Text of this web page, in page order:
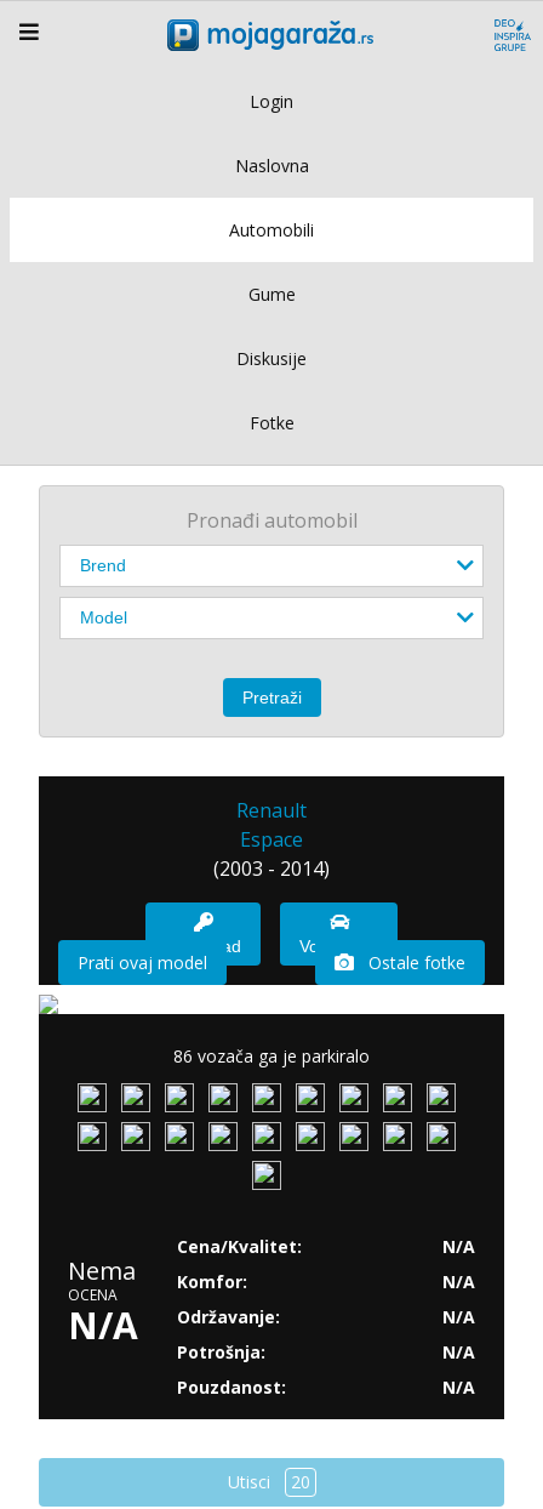
Login
Naslovna
Automobili
Gume
Diskusije
Fotke
Pronađi automobil
Renault
Espace
(2003 - 2014)
Imam sad Vozio sam
Prati ovaj model Ostale fotke
86 vozača ga je parkiralo
Nema
OCENA
N/A
Cena/Kvalitet:
N/A
Komfor:
N/A
Održavanje:
N/A
Potrošnja:
N/A
Pouzdanost:
N/A
Utisci 20